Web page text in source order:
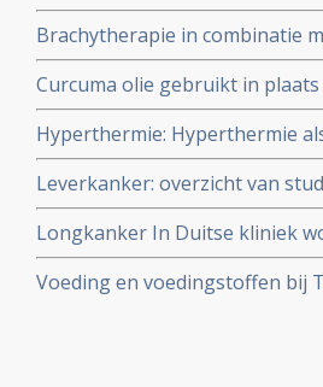
Brachytherapie in combinatie
aldus fase II studie.
Curcuma olie gebruikt in
vergelijking in gebruik bij HAI -
langere overlevingstijd en
Hyperthermie: Hyperthermie
- van 7% naar 40% - en 1
hyperthermie groep blijkt uit
Leverkanker: overzicht van
primaire leverkanker - HCC
Longkanker In Duitse kliniek
uiterst fijne apparatuur en
cyberknife wordt succesvol bij
Voeding en voedingstoffen bij